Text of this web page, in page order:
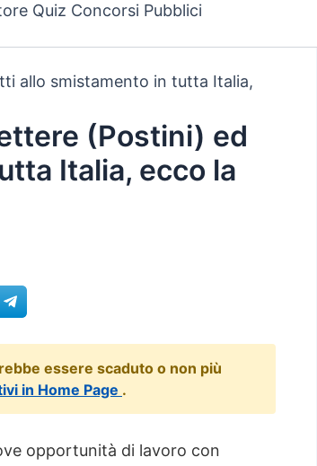
Quiz Concorsi Pubblici
allo smistamento in tutta Italia,
(Postini) ed
Italia, ecco la
essere scaduto o non più
in Home Page .
opportunità di lavoro con